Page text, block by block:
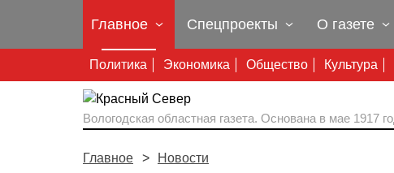
Главное
Политика Экономика Общество Культура
Спецпроекты О газете
Вологодская областная газета. Основана в мае 1917
Главное Новости